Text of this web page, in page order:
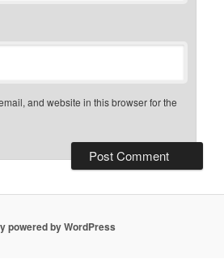
and website in this browser for the
powered by WordPress